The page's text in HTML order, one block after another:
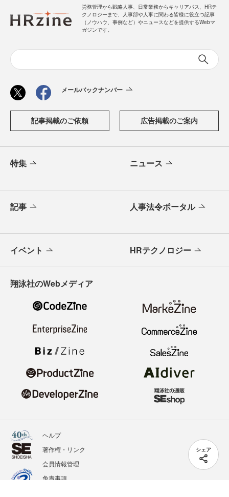
シェア
労務管理から戦略人事、日常業務からキャリアパス、HRテ
クノロジーまで、人事部や人事に関わる皆様に役立つ記事
（ノウハウ、事例など）やニュースなどを提供するWebマ
ガジンです。
メールバックナンバー
記事掲載のご依頼 広告掲載のご案内
特集 ニュース
記事 人事法令ポータル
イベント HRテクノロジー
翔泳社のWebメディア
ヘルプ
著作権・リンク
会員情報管理
免責事項